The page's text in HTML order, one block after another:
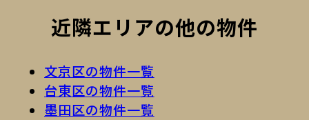
近隣エリアの他の物件
文京区の物件一覧
台東区の物件一覧
墨田区の物件一覧